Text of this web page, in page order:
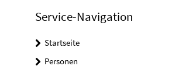
Service-Navigation
Startseite
Personen